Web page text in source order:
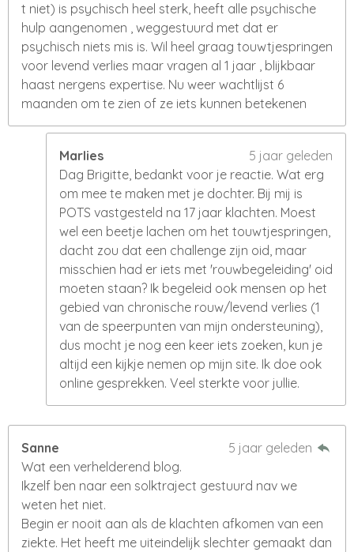
t niet) is psychisch heel sterk, heeft alle psychische
hulp aangenomen , weggestuurd met dat er
psychisch niets mis is. Wil heel graag touwtjespringen
voor levend verlies maar vragen al 1 jaar , blijkbaar
haast nergens expertise. Nu weer wachtlijst 6
maanden om te zien of ze iets kunnen betekenen
Marlies
5 jaar geleden
Dag Brigitte, bedankt voor je reactie. Wat erg
om mee te maken met je dochter. Bij mij is
POTS vastgesteld na 17 jaar klachten. Moest
wel een beetje lachen om het touwtjespringen,
dacht zou dat een challenge zijn oid, maar
misschien had er iets met 'rouwbegeleiding' oid
moeten staan? Ik begeleid ook mensen op het
gebied van chronische rouw/levend verlies (1
van de speerpunten van mijn ondersteuning),
dus mocht je nog een keer iets zoeken, kun je
altijd een kijkje nemen op mijn site. Ik doe ook
online gesprekken. Veel sterkte voor jullie.
Sanne
5 jaar geleden
Wat een verhelderend blog.
Ikzelf ben naar een solktraject gestuurd nav we
weten het niet.
Begin er nooit aan als de klachten afkomen van een
ziekte. Het heeft me uiteindelijk slechter gemaakt dan